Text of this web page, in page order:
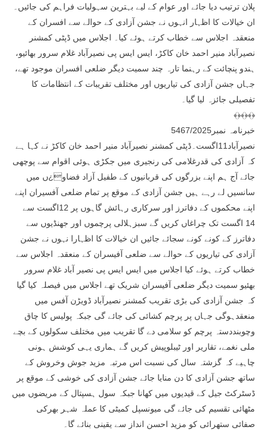
پلان ترتیب دیا جائے اور عوام کے لیے بہترین سہولیات فراہم کی جائیں۔
ان خیالات کا اظہار انہوں نے جشن آزادی کے حوالے سے افسران کے
منعقدہ اجلاس سے خطاب کرتے ہوئے کیا۔ اجلاس میں ڈپٹی کمشنر
نصیرآباد منیر احمد خان کاکڑ، ایس ایس پی نصیرآباد غلام سرور بھائیو،
ہندو پنچائت کے رہنما تارہ چند سمیت دیگر ضلعی افسران موجود تھے،
جہاں جشن آزادی کی تیاریوں اور مختلف تقریبات کے انتظامات کا
تفصیلی جائزہ لیا گیا۔
﴾﴿﴾﴿﴾﴿
خبرنامہ نمبر5467/2025
نصیرآباد11اگست۔ڈپٹی کمشنر نصیرآباد منیر احمد خان کاکڑ نے کہا ہے
کہ آزادی کی قدرغلامی کی رنجیری میں جکڑی ہوئی اقوام سے پوچھی
جائے آج ہم اپنے بزرگوں کی قربانیوں کے طفیل آزاد فضاو¿ں میں
سانسیں لے رہے ہیں جشن آزادی کے موقع پر تمام ضلعی آفسیران اپنے
اپنے محکموں کے دفاترز اور سرکاری رہائش گاہوں پر 12اگست سے
14 اگست تک چراغاں کریں گے سبزہلالی پرچموں اور جھنڈیوں سے
دفاترز کے کونے کونے سجائے جائیں ان خیالات کا اظہارا نہوں نے جشن
آزادی کی تیاریوں کے حوالے سے ضلعی آفیسران کے منعقدہ اجلاس سے
خطاب کرتے ہوئے کیا اجلاس میں ایس ایس پی نصیر آباد غلام سرور
بھئیو سمیت دیگر ضلعی آفیسران شریک تھے اجلاس میں فیصلہ کیا گیا
کہ جشن آزادی کی بڑی تقریب کمشنر نصیرآباد ڈویڑن آفس میں
منعقدہوگی جہاں پر پرچم کشائی کی جائے گی جبکہ پولیس کا چاق
وچوبنددستہ پرچم کو سلامی دے گا تقریب میں مختلف سکولوں کے بچے
ملی نغمے، تقاریر اور ٹیبلوپیش کریں گے ہماری یہی کوشش ہونی
چاہیے کہ گزشتہ سال کی نسبت اس مرتبہ مزید جوش وخروش کے
ساتھ جشن آزادی کا دن منایا جائے جشن آزادی کی خوشی کے موقع پر
ڈسٹرکٹ جیل کے قیدیوں میں کھانا جبکہ سول ہسپتال کے مریضوں میں
مٹھائی تقسیم کی جائے گی میونسپل کمیٹی کا عملہ شہر بھرکی
صفائی ستھرائی کو مزید احسن انداز سے یقینی بنائے گا۔